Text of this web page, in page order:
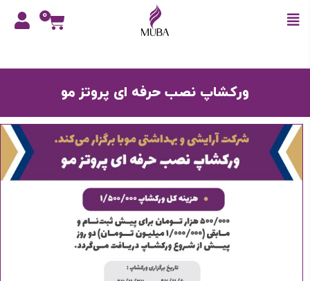
0
ورکشاپ نصب حرفه ای پروتز مو